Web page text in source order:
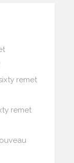
remet
remet